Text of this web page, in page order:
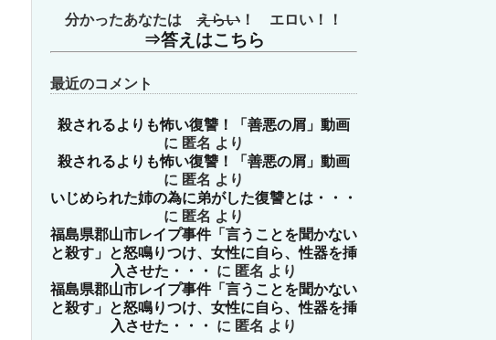
分かったあなたは えらい ！ エロい！！
⇒答えはこちら
最近のコメント
殺されるよりも怖い復讐！「善悪の屑」動画
に 匿名 より
殺されるよりも怖い復讐！「善悪の屑」動画
に 匿名 より
いじめられた姉の為に弟がした復讐とは・・・
に 匿名 より
福島県郡山市レイプ事件「言うことを聞かない
と殺す」と怒鳴りつけ、女性に自ら、性器を挿
入させた・・・
に 匿名 より
福島県郡山市レイプ事件「言うことを聞かない
と殺す」と怒鳴りつけ、女性に自ら、性器を挿
入させた・・・
に 匿名 より